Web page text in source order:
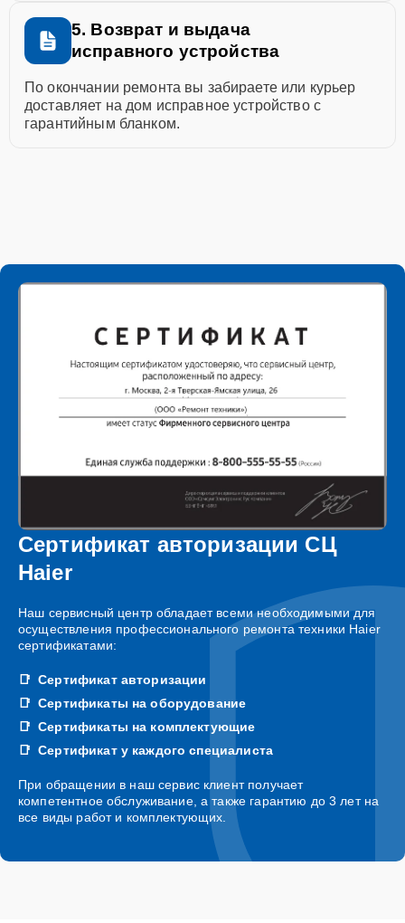
5. Возврат и выдача
исправного устройства
По окончании ремонта вы забираете или курьер
доставляет на дом исправное устройство с
гарантийным бланком.
Сертификат авторизации СЦ
Haier
Наш сервисный центр обладает всеми необходимыми для
осуществления профессионального ремонта техники Haier
сертификатами:
Сертификат авторизации
Сертификаты на оборудование
Сертификаты на комплектующие
Сертификат у каждого специалиста
При обращении в наш сервис клиент получает
компетентное обслуживание, а также гарантию до 3 лет на
все виды работ и комплектующих.